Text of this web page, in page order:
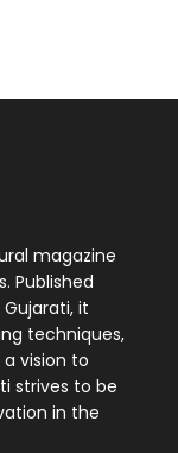
magazine
Published
Gujarati, it
techniques,
vision to
strives to be
in the